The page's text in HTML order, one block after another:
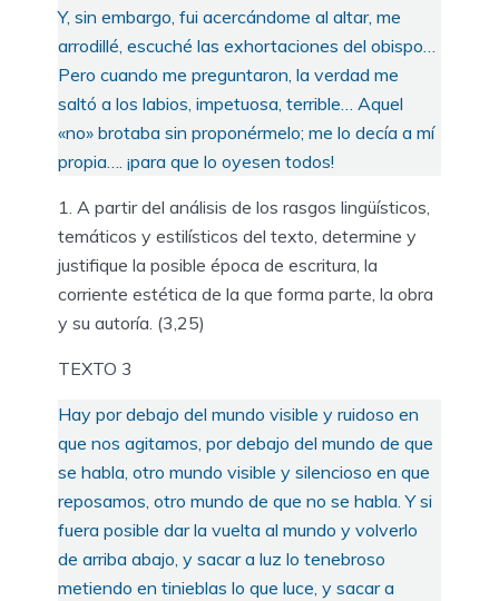
Y, sin embargo, fui acercándome al altar, me
arrodillé, escuché las exhortaciones del obispo…
Pero cuando me preguntaron, la verdad me
saltó a los labios, impetuosa, terrible… Aquel
«no» brotaba sin proponérmelo; me lo decía a mí
propia…. ¡para que lo oyesen todos!
A partir del análisis de los rasgos lingüísticos,
temáticos y estilísticos del texto, determine y
justifique la posible época de escritura, la
corriente estética de la que forma parte, la obra
y su autoría. (3,25)
TEXTO 3
Hay por debajo del mundo visible y ruidoso en
que nos agitamos, por debajo del mundo de que
se habla, otro mundo visible y silencioso en que
reposamos, otro mundo de que no se habla. Y si
fuera posible dar la vuelta al mundo y volverlo
de arriba abajo, y sacar a luz lo tenebroso
metiendo en tinieblas lo que luce, y sacar a